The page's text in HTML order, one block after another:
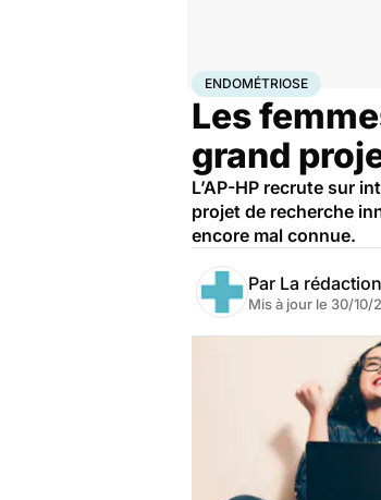
AccueilSantéMaladies
ENDOMÉTRIOSE
Les
grand
L’AP-HP recrute sur
projet de recherche
encore mal connue.
Par La
Mis à jour le 30/10/